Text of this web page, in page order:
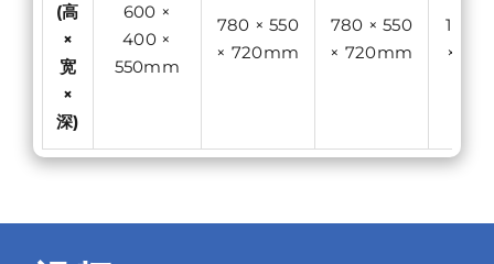
(高
×
宽
×
深)
600 ×
400 ×
550mm
780 × 550
× 720mm
780 × 550
× 720mm
1100
×